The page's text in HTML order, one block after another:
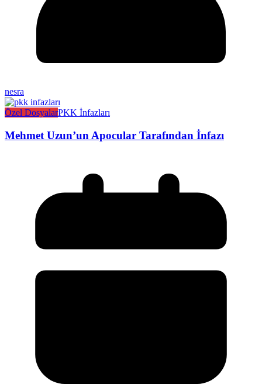
nesra
Özel DosyalarPKK İnfazları
Mehmet Uzun’un Apocular Tarafından İnfazı